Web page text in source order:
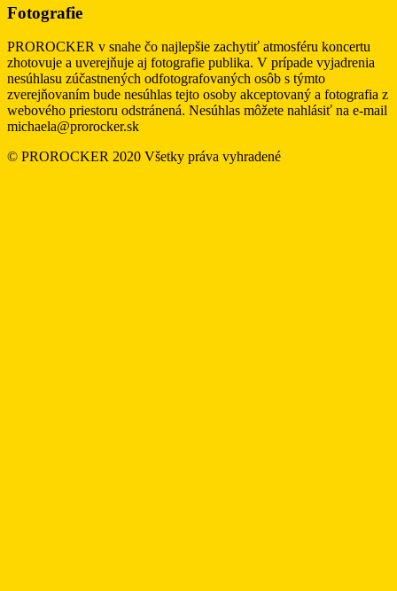
Fotografie
PROROCKER v snahe čo najlepšie zachytiť atmosféru koncertu
zhotovuje a uverejňuje aj fotografie publika. V prípade vyjadrenia
nesúhlasu zúčastnených odfotografovaných osôb s týmto
zverejňovaním bude nesúhlas tejto osoby akceptovaný a fotografia z
webového priestoru odstránená. Nesúhlas môžete nahlásiť na e-mail
michaela@prorocker.sk
© PROROCKER 2020 Všetky práva vyhradené